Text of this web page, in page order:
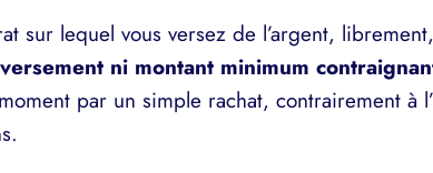
sur lequel vous versez de l’argent,
ni montant minimum
par un simple rachat, contrairement à